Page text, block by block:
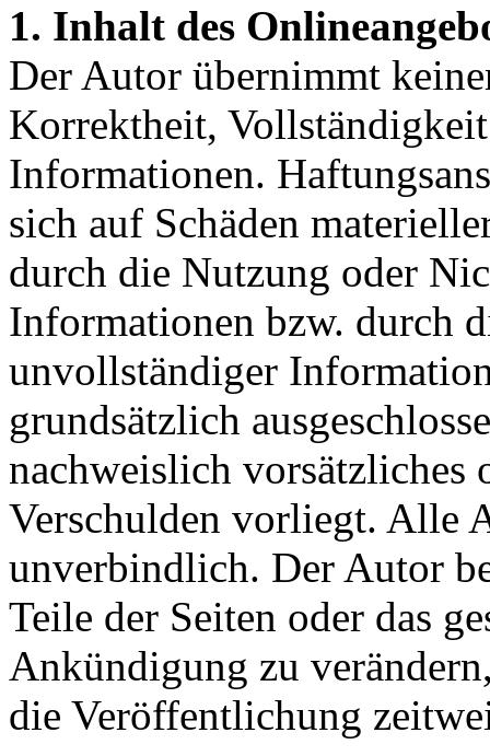
1. Inhalt des
Der Autor übernimmt
Korrektheit,
Informationen.
sich auf Schäden
durch die Nutzung oder
Informationen bzw. durch
unvollständiger
grundsätzlich
nachweislich vorsätzliches
Verschulden vorliegt. Alle
unverbindlich. Der Autor
Teile der Seiten oder das
Ankündigung zu
die Veröffentlichung